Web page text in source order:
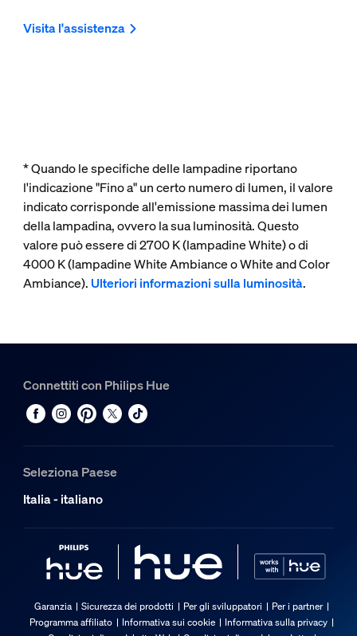
Visita l'assistenza
* Quando le specifiche delle lampadine riportano
l'indicazione "Fino a" un certo numero di lumen, il valore
indicato corrisponde all'emissione massima dei lumen
della lampadina, ovvero la sua luminosità. Questo
valore può essere di 2700 K (lampadine White) o di
4000 K (lampadine White Ambiance o White and Color
Ambiance).Ulteriori informazioni sulla luminosità.
Connettiti con Philips Hue
Seleziona Paese
Italia - italiano
Garanzia Sicurezza dei prodotti Per gli sviluppatori
Per i partner
Programma affiliato
Informativa sui cookie
Informativa sulla privacy